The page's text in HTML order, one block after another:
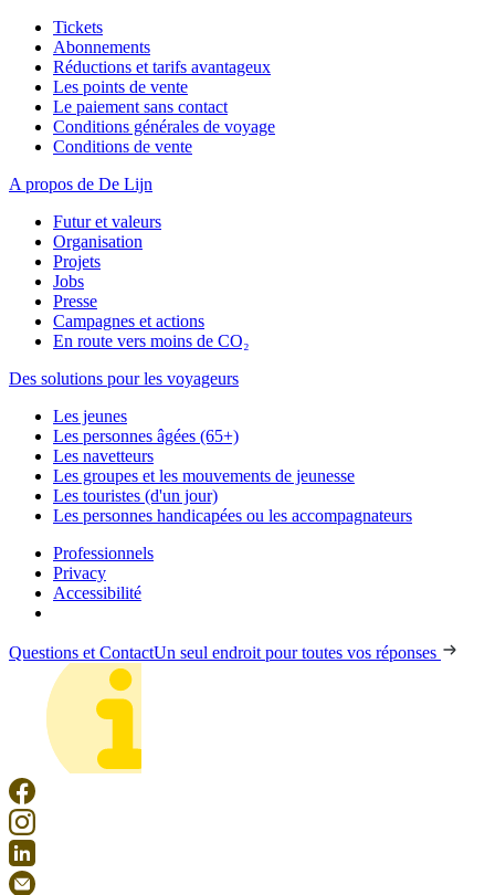
Tickets
Abonnements
Réductions et tarifs avantageux
Les points de vente
Le paiement sans contact
Conditions générales de voyage
Conditions de vente
A propos de De Lijn
Futur et valeurs
Organisation
Projets
Jobs
Presse
Campagnes et actions
En route vers moins de CO₂
Des solutions pour les voyageurs
Les jeunes
Les personnes âgées (65+)
Les navetteurs
Les groupes et les mouvements de jeunesse
Les touristes (d'un jour)
Les personnes handicapées ou les accompagnateurs
Professionnels
Privacy
Accessibilité
Questions et ContactUn seul endroit pour toutes vos réponses